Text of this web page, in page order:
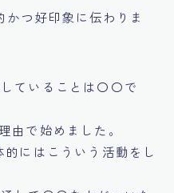
つ好印象に伝わりま
ていることは〇〇で
由で始めました。
的にはこういう活動をし